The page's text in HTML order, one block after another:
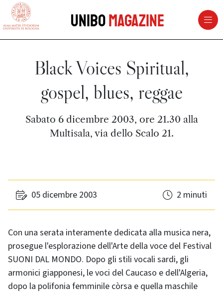
vai al contenuto della pagina
UniboMagazine
Black Voices Spiritual,
gospel, blues, reggae
Sabato 6 dicembre 2003, ore 21.30 alla
Multisala, via dello Scalo 21.
05 dicembre 2003 2 minuti
Con una serata interamente dedicata alla musica nera,
prosegue l'esplorazione dell'Arte della voce del Festival
SUONI DAL MONDO. Dopo gli stili vocali sardi, gli
armonici giapponesi, le voci del Caucaso e dell'Algeria,
dopo la polifonia femminile còrsa e quella maschile